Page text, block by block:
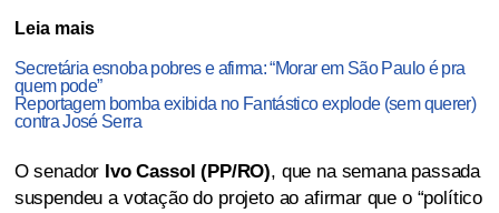
Leia mais
Secretária esnoba pobres e afirma: “Morar em São Paulo é pra
quem pode”
Reportagem bomba exibida no Fantástico explode (sem querer)
contra José Serra
O senador Ivo Cassol (PP/RO), que na semana passada
suspendeu a votação do projeto ao afirmar que o “político